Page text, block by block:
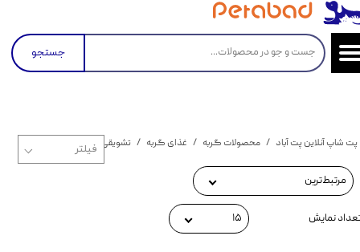
جستجو
پت شاپ آنلاین پت آباد محصولات گربه غذای گربه تشویقی و بستنی گربه
مرتبط‌ترین
نمایش ۱۵